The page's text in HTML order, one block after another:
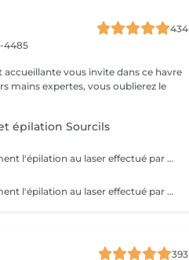
434
4485
accueillante vous invite dans ce havre
mains expertes, vous oublierez le
épilation Sourcils
Nous vous proposons également l'épilation au laser effectué par une infirmière.
Nous vous proposons également l'épilation au laser effectué par une infirmière.
393